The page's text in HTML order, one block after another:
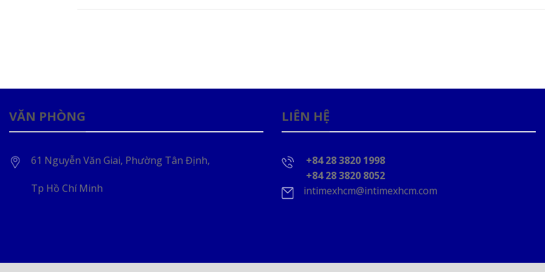
VĂN PHÒNG
61 Nguyễn Văn Giai, Phường Tân Định,
Tp Hồ Chí Minh
LIÊN HỆ
+84 28 3820 1998
+84 28 3820 8052
intimexhcm@intimexhcm.com